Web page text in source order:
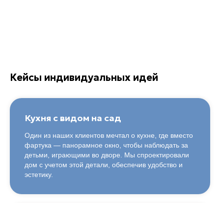
Кейсы индивидуальных идей
Кухня с видом на сад
Один из наших клиентов мечтал о кухне, где вместо
фартука — панорамное окно, чтобы наблюдать за
детьми, играющими во дворе. Мы спроектировали
дом с учетом этой детали, обеспечив удобство и
эстетику.